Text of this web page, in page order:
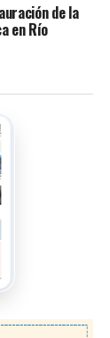
de la
en Río